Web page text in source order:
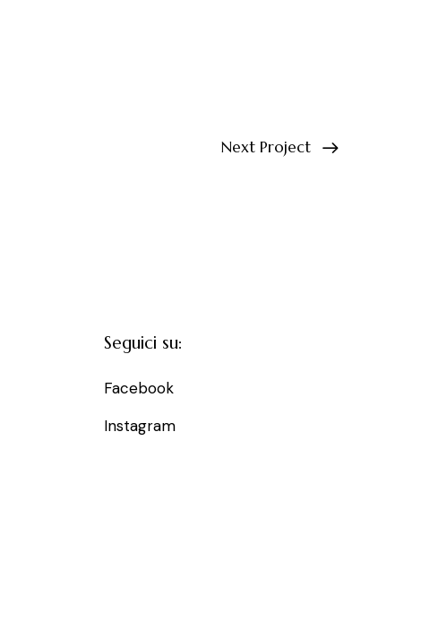
Next Project
Seguici su:
Facebook
Instagram